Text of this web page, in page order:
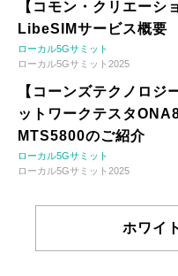
【コモン・クリエーシ
LibeSIMサービス概要
ローカル5Gサミット
ローカル5Gサミット2025
【コーンズテクノロ
ットワークテスタ
MTS5800のご紹介
ローカル5Gサミット
ローカル5Gサミット2025
ホワイ